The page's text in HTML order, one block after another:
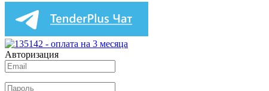
Авторизация